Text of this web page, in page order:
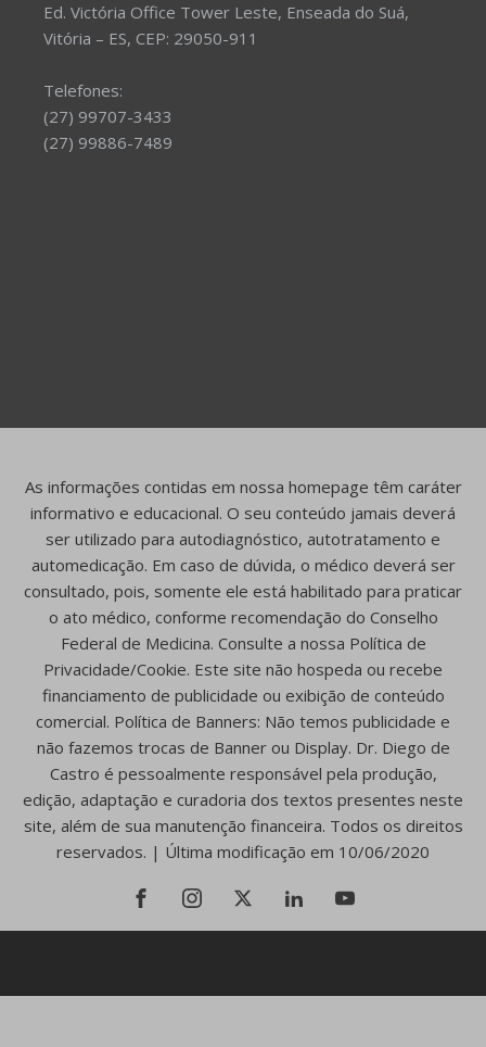
Ed. Victória Office Tower Leste, Enseada do Suá,
Vitória – ES, CEP: 29050-911
Telefones:
(27) 99707-3433
(27) 99886-7489
As informações contidas em nossa homepage têm caráter
informativo e educacional. O seu conteúdo jamais deverá
ser utilizado para autodiagnóstico, autotratamento e
automedicação. Em caso de dúvida, o médico deverá ser
consultado, pois, somente ele está habilitado para praticar
o ato médico, conforme recomendação do Conselho
Federal de Medicina. Consulte a nossa Política de
Privacidade/Cookie. Este site não hospeda ou recebe
financiamento de publicidade ou exibição de conteúdo
comercial. Política de Banners: Não temos publicidade e
não fazemos trocas de Banner ou Display. Dr. Diego de
Castro é pessoalmente responsável pela produção,
edição, adaptação e curadoria dos textos presentes neste
site, além de sua manutenção financeira. Todos os direitos
reservados. | Última modificação em 10/06/2020